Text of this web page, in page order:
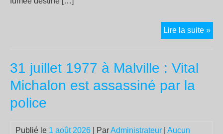
Lire la suite »
31 juillet 1977 à Malville : Vital
Michalon est assassiné par la
police
Publié le 1 août 2026 | ParAdministrateur Aucun